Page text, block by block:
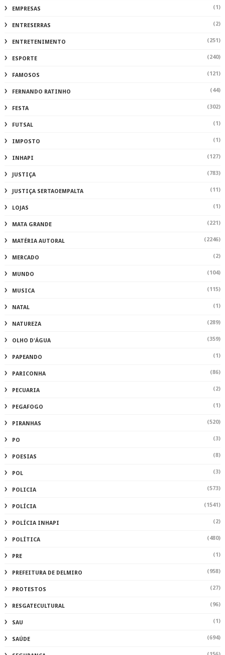
EMPRESAS (1)
ENTRESERRAS (2)
ENTRETENIMENTO (251)
ESPORTE (240)
FAMOSOS (121)
FERNANDO RATINHO (44)
FESTA (302)
FUTSAL (1)
IMPOSTO (1)
INHAPI (127)
JUSTIÇA (783)
JUSTIÇA SERTAOEMPALTA (11)
LOJAS (1)
MATA GRANDE (221)
MATÉRIA AUTORAL (2246)
MERCADO (2)
MUNDO (104)
MUSICA (115)
NATAL (1)
NATUREZA (289)
OLHO D'ÁGUA (359)
PAPEANDO (1)
PARICONHA (86)
PECUARIA (2)
PEGAFOGO (1)
PIRANHAS (520)
PO (3)
POESIAS (8)
POL (3)
POLICIA (573)
POLÍCIA (1541)
POLÍCIA INHAPI (2)
POLÍTICA (480)
PRE (1)
PREFEITURA DE DELMIRO (958)
PROTESTOS (27)
RESGATECULTURAL (96)
SAU (1)
SAÚDE (694)